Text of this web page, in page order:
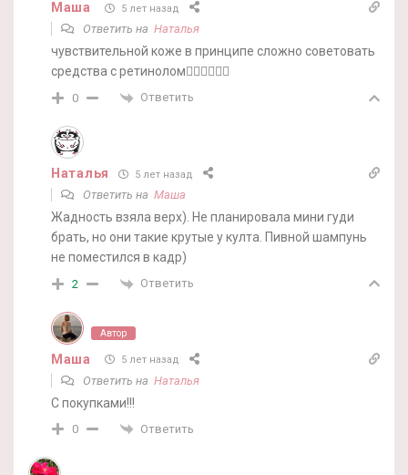
Маша 5 лет назад
Ответить на Наталья
чувствительной коже в принципе сложно советовать
средства с ретинолом🤷‍♀️🤷‍♀️🤷‍♀️
0 Ответить
Наталья 5 лет назад
Ответить на Маша
Жадность взяла верх). Не планировала мини гуди
брать, но они такие крутые у култа. Пивной шампунь
не поместился в кадр)
2 Ответить
Автор
Маша 5 лет назад
Ответить на Наталья
С покупками!!!
0 Ответить